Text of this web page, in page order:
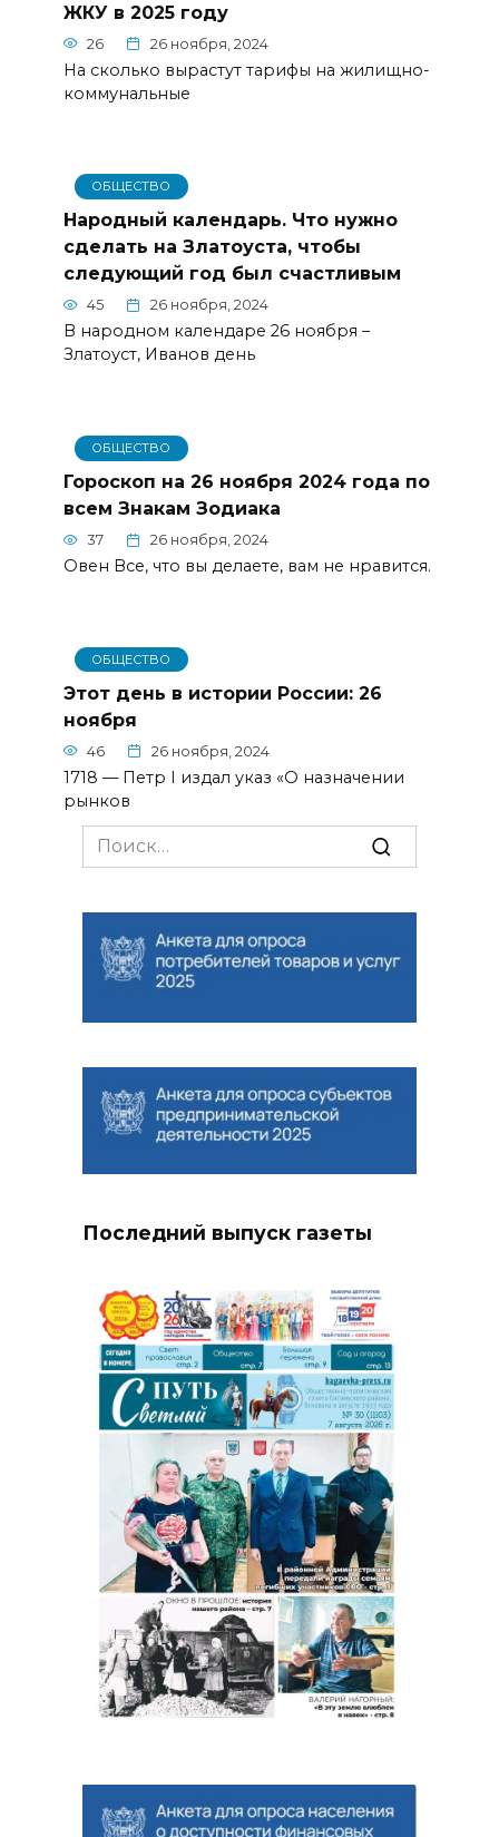
ЖКУ в 2025 году
26 26 ноября, 2024
На сколько вырастут тарифы на жилищно-
коммунальные
ОБЩЕСТВО
Народный календарь. Что нужно
сделать на Златоуста, чтобы
следующий год был счастливым
45 26 ноября, 2024
В народном календаре 26 ноября –
Златоуст, Иванов день
ОБЩЕСТВО
Гороскоп на 26 ноября 2024 года по
всем Знакам Зодиака
37 26 ноября, 2024
Овен Все, что вы делаете, вам не нравится.
ОБЩЕСТВО
Этот день в истории России: 26
ноября
46 26 ноября, 2024
1718 — Петр I издал указ «О назначении
рынков
Search
for:
Последний выпуск газеты